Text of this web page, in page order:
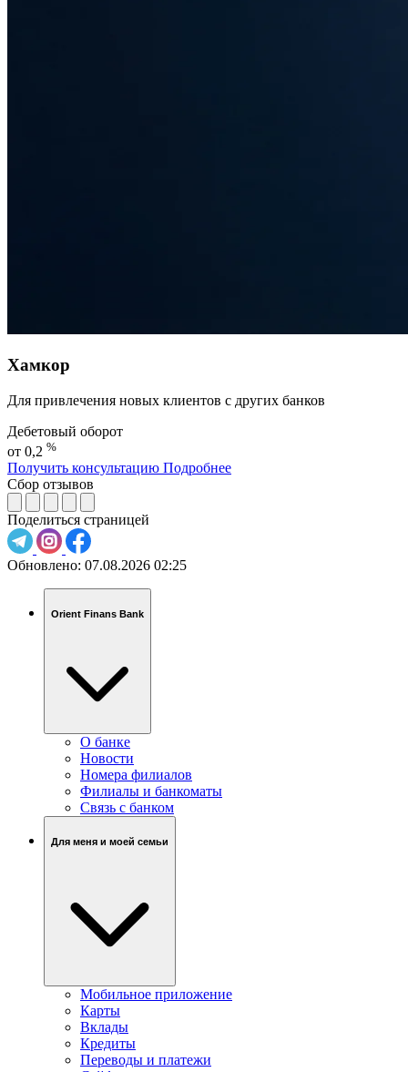
Хамкор
Для привлечения новых клиентов с других банков
Дебетовый оборот
от 0,2 %
Получить консультацию Подробнее
Сбор отзывов
Поделиться страницей
Обновлено: 07.08.2026 02:25
Orient Finans Bank
О банке
Новости
Номера филиалов
Филиалы и банкоматы
Связь c банком
Для меня и моей семьи
Мобильное приложение
Карты
Вклады
Кредиты
Переводы и платежи